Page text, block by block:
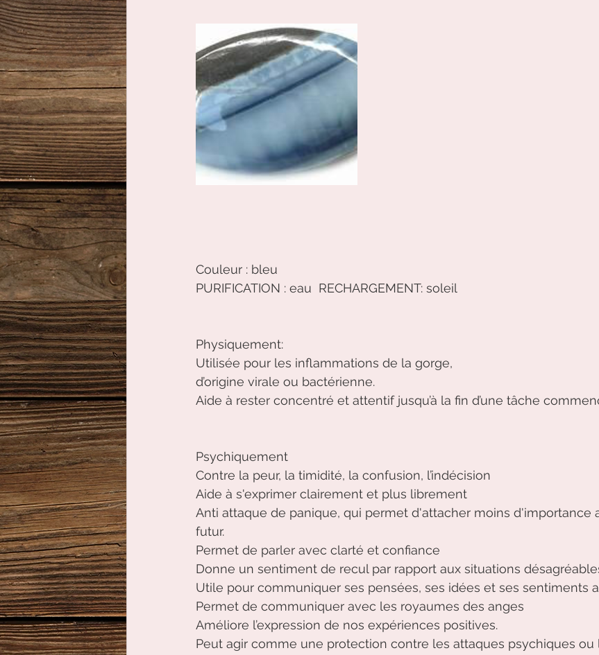
Couleur : bleu
PURIFICATION : eau  RECHARGEMENT: soleil
Physiquement:
Utilisée pour les inflammations de la gorge,
d’origine virale ou bactérienne.
Aide à rester concentré et attentif jusqu’à la fin d’une tâche
Psychiquement
Contre la peur, la timidité, la confusion, l’indécision
Aide à s'exprimer clairement et plus librement
Anti attaque de panique, qui permet d'attacher moins d'importance
futur.
Permet de parler avec clarté et confiance
Donne un sentiment de recul par rapport aux situations
Utile pour communiquer ses pensées, ses idées et ses sentiments
Permet de communiquer avec les royaumes des anges
Améliore l’expression de nos expériences positives.
Peut agir comme une protection contre les attaques psychiques ou